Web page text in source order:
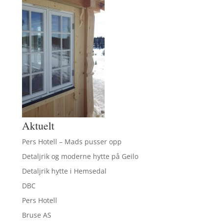
Aktuelt
Pers Hotell – Mads pusser opp
Detaljrik og moderne hytte på Geilo
Detaljrik hytte i Hemsedal
DBC
Pers Hotell
Bruse AS